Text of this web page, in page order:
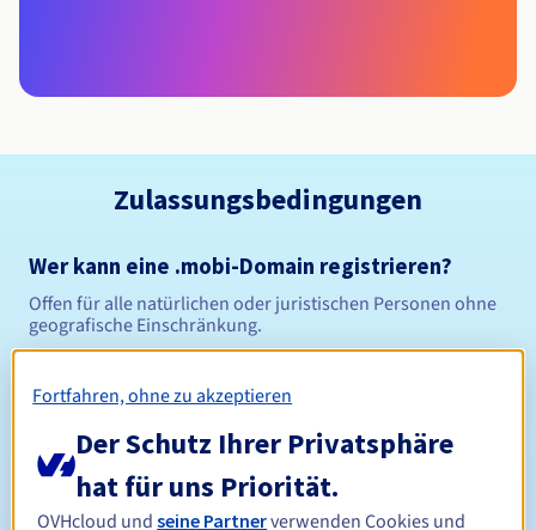
Zulassungsbedingungen
Wer kann eine .mobi-Domain registrieren?
Offen für alle natürlichen oder juristischen Personen ohne
geografische Einschränkung.
Registrierungszeitraum Zwischen 1 und 10 Jahren
Fortfahren, ohne zu akzeptieren
Der Schutz Ihrer Privatsphäre
hat für uns Priorität.
OVHcloud undseine Partnerverwenden Cookies und